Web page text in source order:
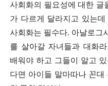
사회화의 필요성에 대한 글
가 다르게 달라지고 있는
사회화는 필수다. 아날로그
를 살아갈 자녀들과 대화
배워야 하고 그들이 알고
다면 아이들 말마따나 꼰대